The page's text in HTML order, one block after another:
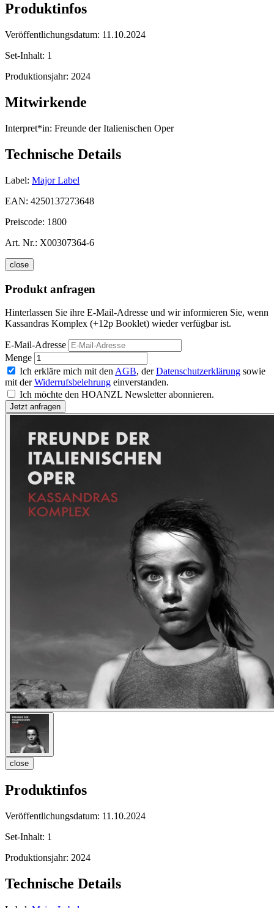
Produktinfos
Veröffentlichungsdatum: 11.10.2024
Set-Inhalt: 1
Produktionsjahr: 2024
Mitwirkende
Interpret*in: Freunde der Italienischen Oper
Technische Details
Label: Major Label
EAN: 4250137273648
Preiscode: 1800
Art. Nr.: X00307364-6
close
Produkt anfragen
Hinterlassen Sie ihre E-Mail-Adresse und wir informieren Sie, wenn
Kassandras Komplex (+12p Booklet) wieder verfügbar ist.
E-Mail-Adresse
Menge
Ich erkläre mich mit den AGB, derDatenschutzerklärung sowie
mit derWiderrufsbelehrung einverstanden.
Ich möchte den HOANZL Newsletter abonnieren.
close
Produktinfos
Veröffentlichungsdatum: 11.10.2024
Set-Inhalt: 1
Produktionsjahr: 2024
Technische Details